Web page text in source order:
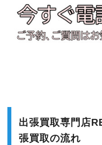
出張買取専門店
張買取の流れ